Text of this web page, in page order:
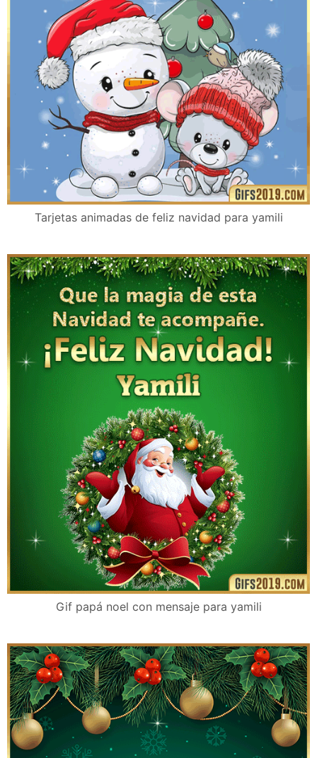
Tarjetas animadas de feliz navidad para yamili
Gif papá noel con mensaje para yamili